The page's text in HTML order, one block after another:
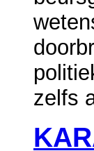
zelfs